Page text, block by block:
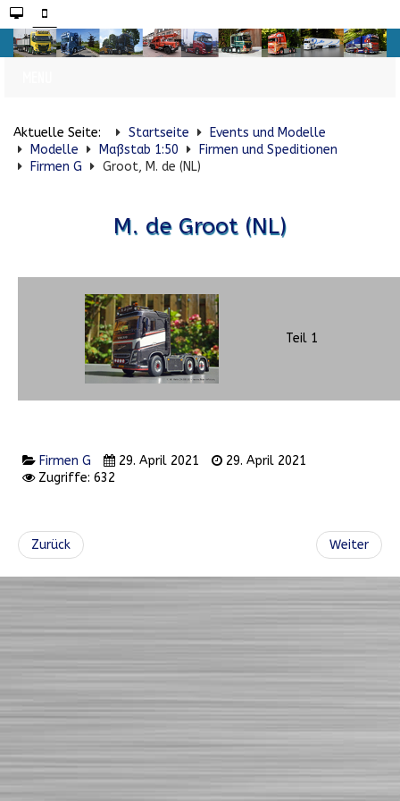
Aktuelle Seite: Startseite
Events und Modelle
Modelle
Maßstab 1:50
Firmen und Speditionen
Firmen G
Groot, M. de (NL)
M. de Groot (NL)
Teil 1
Firmen G 29. April 2021
29. April 2021
Zugriffe: 632
Zurück Weiter